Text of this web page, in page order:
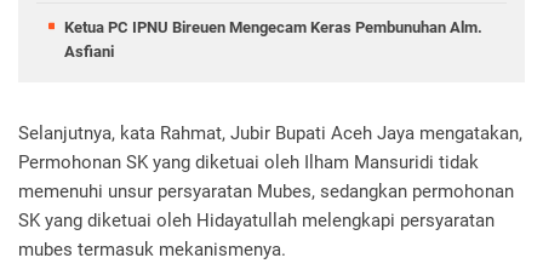
Ketua PC IPNU Bireuen Mengecam Keras Pembunuhan Alm.
Asfiani
Selanjutnya, kata Rahmat, Jubir Bupati Aceh Jaya mengatakan,
Permohonan SK yang diketuai oleh Ilham Mansuridi tidak
memenuhi unsur persyaratan Mubes, sedangkan permohonan
SK yang diketuai oleh Hidayatullah melengkapi persyaratan
mubes termasuk mekanismenya.